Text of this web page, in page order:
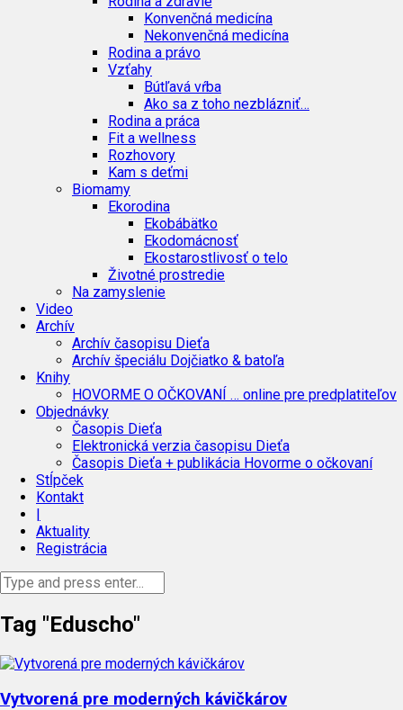
Konvenčná medicína
Nekonvenčná medicína
Rodina a právo
Vzťahy
Bútľavá vŕba
Ako sa z toho nezblázniť…
Rodina a práca
Fit a wellness
Rozhovory
Kam s deťmi
Biomamy
Ekorodina
Ekobábätko
Ekodomácnosť
Ekostarostlivosť o telo
Životné prostredie
Na zamyslenie
Video
Archív
Archív časopisu Dieťa
Archív špeciálu Dojčiatko & batoľa
Knihy
HOVORME O OČKOVANÍ … online pre predplatiteľov
Objednávky
Časopis Dieťa
Elektronická verzia časopisu Dieťa
Časopis Dieťa + publikácia Hovorme o očkovaní
Stĺpček
Kontakt
|
Aktuality
Registrácia
Tag "Eduscho"
Vytvorená pre moderných kávičkárov